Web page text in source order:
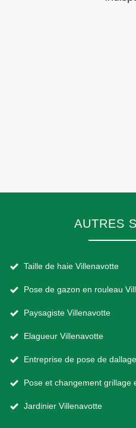
AUTRES
Taille de haie Villenavotte
Pose de gazon en rouleau
Paysagiste Villenavotte
Elagueur Villenavotte
Entreprise de pose de
Pose et changement grillage
Jardinier Villenavotte